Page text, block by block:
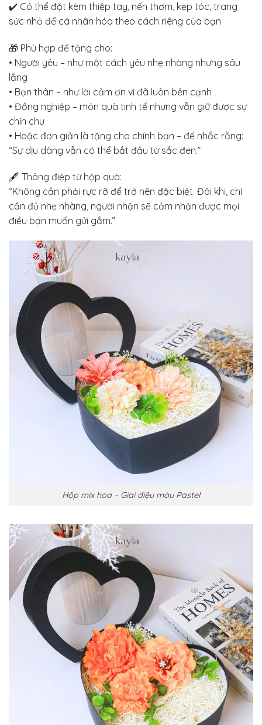
✔️ Có thể đặt kèm thiệp tay, nến thơm, kẹp tóc, trang
sức nhỏ để cá nhân hóa theo cách riêng của bạn
🎁 Phù hợp để tặng cho:
• Người yêu – như một cách yêu nhẹ nhàng nhưng sâu
lắng
• Bạn thân – như lời cảm ơn vì đã luôn bên cạnh
• Đồng nghiệp – món quà tinh tế nhưng vẫn giữ được sự
chỉn chu
• Hoặc đơn giản là tặng cho chính bạn – để nhắc rằng:
“Sự dịu dàng vẫn có thể bắt đầu từ sắc đen.”
🖋️ Thông điệp từ hộp quà:
“Không cần phải rực rỡ để trở nên đặc biệt. Đôi khi, chỉ
cần đủ nhẹ nhàng, người nhận sẽ cảm nhận được mọi
điều bạn muốn gửi gắm.”
Hộp mix hoa – Giai điệu màu Pastel